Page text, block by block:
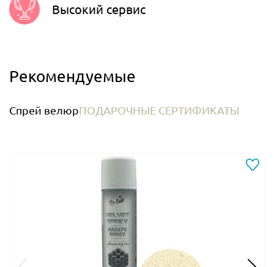
Высокий сервис
Рекомендуемые
Спрей велюрПОДАРОЧНЫЕ СЕРТИФИКАТЫ